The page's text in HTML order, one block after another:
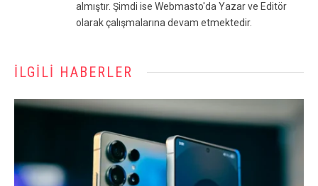
almıştır. Şimdi ise Webmasto'da Yazar ve Editör
olarak çalışmalarına devam etmektedir.
İLGILI HABERLER